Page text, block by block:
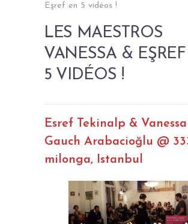
Eşref en 5 vidéos !
LES MAESTROS
VANESSA &
5 VIDÉOS !
Esref Tekinalp & Vanessa
Gauch Arabacioğlu @
milonga, Istanbul